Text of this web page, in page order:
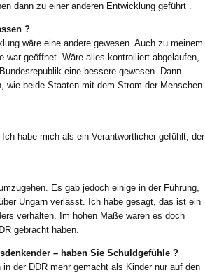
dann zu einer anderen Entwicklung geführt .
?
wäre eine andere gewesen. Auch zu meinem
war geöffnet. Wäre alles kontrolliert abgelaufen,
eine bessere gewesen. Dann
wie beide Staaten mit dem Strom der Menschen
habe mich als ein Verantwortlicher gefühlt, der
Es gab jedoch einige in der Führung,
Ungarn verlässt. Ich habe gesagt, das ist ein
verhalten. Im hohen Maße waren es doch
gebracht haben.
– haben Sie Schuldgefühle ?
der DDR mehr gemacht als Kinder nur auf den